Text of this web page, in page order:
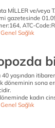
MİLLER ve/veya
gazetesinde
ATC-
Genel Sağlık
40 yaşından
döneminin sona
kadın
Genel Sağlık